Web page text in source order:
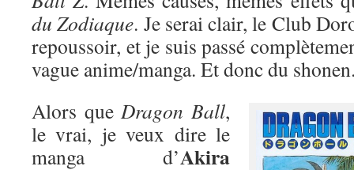
du Zodiaque. Je serai clair, le Club
repoussoir, et je suis passé
vague anime/manga. Et donc du
Alors queDragon Ball,
le vrai, je veux dire le
manga d’Akira